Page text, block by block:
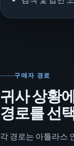
구매자 경로
귀사 상황
경로를 선
각 경로는 아틀라스